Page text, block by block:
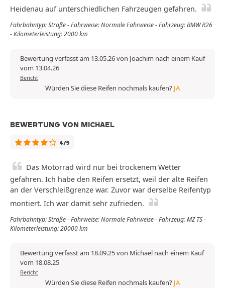
Heidenau auf unterschiedlichen Fahrzeugen gefahren.
Fahrbahntyp: Straße - Fahrweise: Normale Fahrweise - Fahrzeug: BMW R26
- Kilometerleistung: 2000 km
Bewertung verfasst am 13.05.26 von Joachim nach einem Kauf
vom 13.04.26
Bericht
Würden Sie diese Reifen nochmals kaufen? JA
BEWERTUNG VON MICHAEL
4/5
Das Motorrad wird nur bei trockenem Wetter
gefahren. Ich habe den Reifen ersetzt, weil der alte Reifen
an der Verschleißgrenze war. Zuvor war derselbe Reifentyp
montiert. Ich war damit sehr zufrieden.
Fahrbahntyp: Straße - Fahrweise: Normale Fahrweise - Fahrzeug: MZ TS -
Kilometerleistung: 20000 km
Bewertung verfasst am 18.09.25 von Michael nach einem Kauf
vom 18.08.25
Bericht
Würden Sie diese Reifen nochmals kaufen? JA